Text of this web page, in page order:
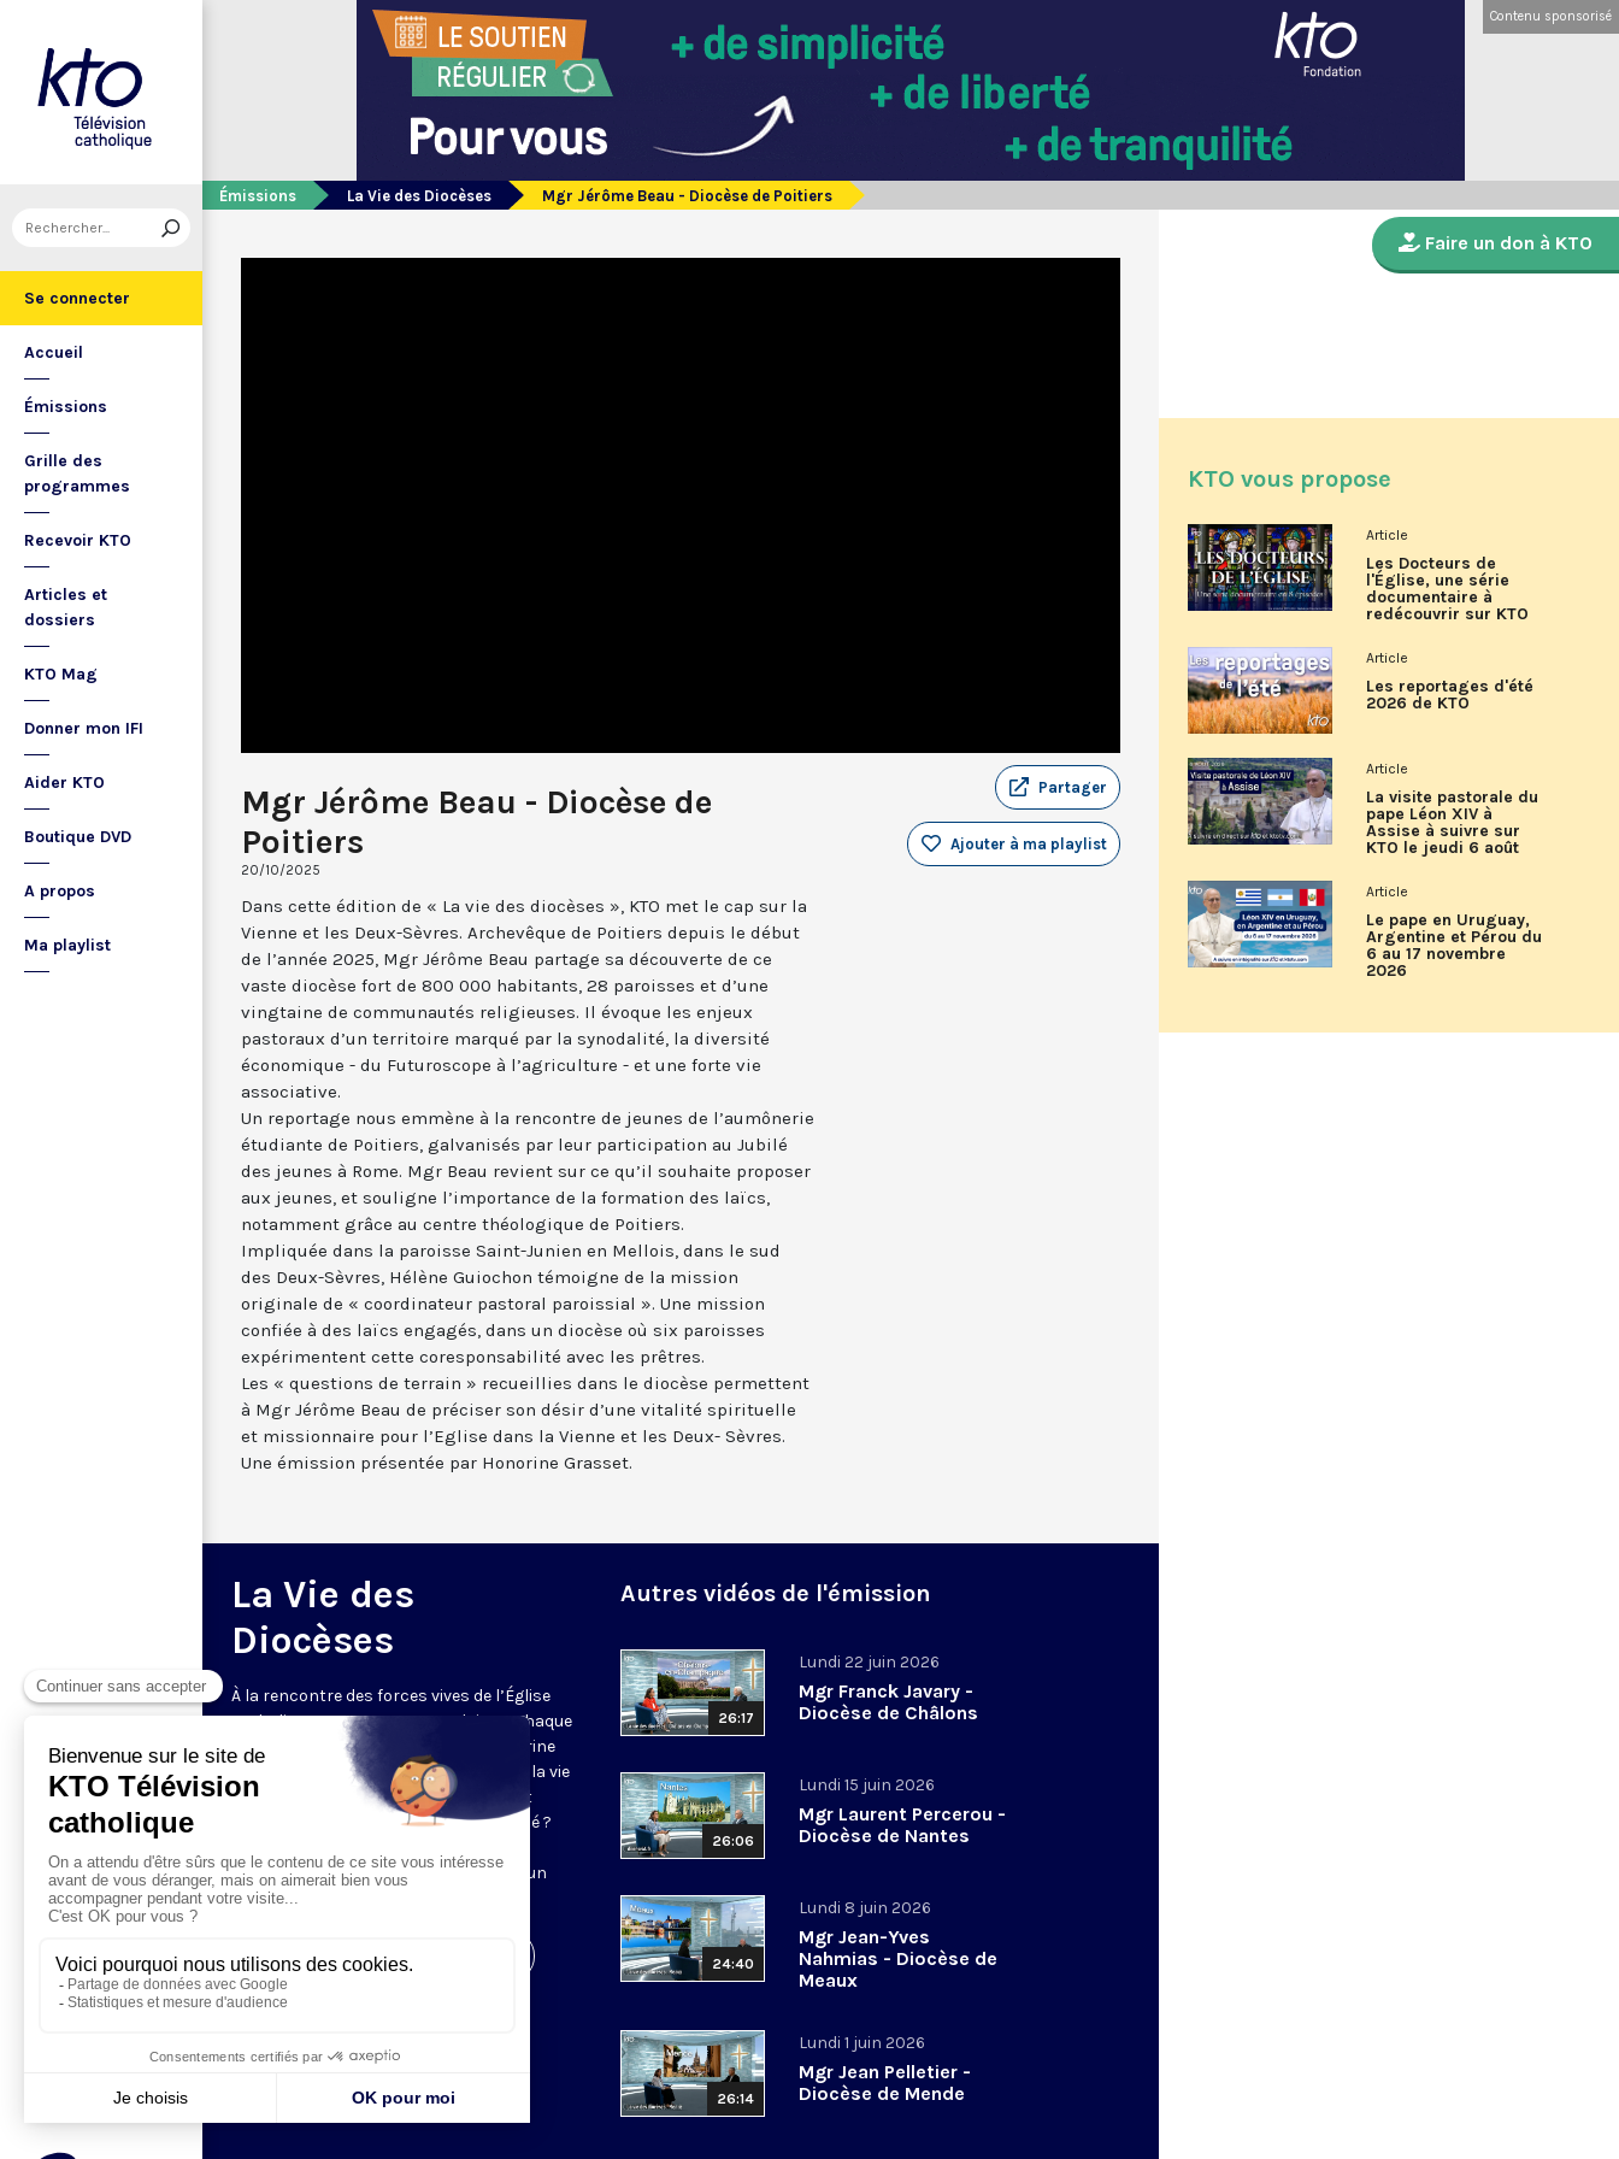
Se connecter
Accueil
Émissions
Grille des
programmes
Recevoir KTO
Articles et
dossiers
KTO Mag
Donner mon IFI
Aider KTO
Boutique DVD
A propos
Ma playlist
Contenu sponsorisé
Émissions La Vie des Diocèses Mgr Jérôme Beau - Diocèse de Poitiers
Mgr Jérôme Beau - Diocèse de
Poitiers
20/10/2025
Partager
Ajouter à ma playlist
Dans cette édition de « La vie des diocèses », KTO met le cap sur la
Vienne et les Deux-Sèvres. Archevêque de Poitiers depuis le début
de l’année 2025, Mgr Jérôme Beau partage sa découverte de ce
vaste diocèse fort de 800 000 habitants, 28 paroisses et d’une
vingtaine de communautés religieuses. Il évoque les enjeux
pastoraux d’un territoire marqué par la synodalité, la diversité
économique - du Futuroscope à l’agriculture - et une forte vie
associative.
Un reportage nous emmène à la rencontre de jeunes de l’aumônerie
étudiante de Poitiers, galvanisés par leur participation au Jubilé
des jeunes à Rome. Mgr Beau revient sur ce qu’il souhaite proposer
aux jeunes, et souligne l’importance de la formation des laïcs,
notamment grâce au centre théologique de Poitiers.
Impliquée dans la paroisse Saint-Junien en Mellois, dans le sud
des Deux-Sèvres, Hélène Guiochon témoigne de la mission
originale de « coordinateur pastoral paroissial ». Une mission
confiée à des laïcs engagés, dans un diocèse où six paroisses
expérimentent cette coresponsabilité avec les prêtres.
Les « questions de terrain » recueillies dans le diocèse permettent
à Mgr Jérôme Beau de préciser son désir d’une vitalité spirituelle
et missionnaire pour l’Eglise dans la Vienne et les Deux- Sèvres.
Une émission présentée par Honorine Grasset.
La Vie des
Diocèses
À la rencontre des forces vives de l’Église
catholique en France et en Belgique. Chaque
semaine, un évêque est reçu par Honorine
Grasset pour remettre en perspective la vie
et l’actualité de son diocèse. Comment
l’Evangile est-il concrètement annoncé ?
Reportages et interviews nourrissent un
échange franc et direct.
Visiter la page de l'émission
Autres vidéos de l'émission
26:17
Lundi 22 juin 2026
Mgr Franck Javary -
Diocèse de Châlons
26:06
Lundi 15 juin 2026
Mgr Laurent Percerou -
Diocèse de Nantes
24:40
Lundi 8 juin 2026
Mgr Jean-Yves
Nahmias - Diocèse de
Meaux
26:14
Lundi 1 juin 2026
Mgr Jean Pelletier -
Diocèse de Mende
Faire un don à KTO
KTO vous propose
Article
Les Docteurs de
l'Église, une série
documentaire à
redécouvrir sur KTO
Article
Les reportages d'été
2026 de KTO
Article
La visite pastorale du
pape Léon XIV à
Assise à suivre sur
KTO le jeudi 6 août
Article
Le pape en Uruguay,
Argentine et Pérou du
6 au 17 novembre
2026